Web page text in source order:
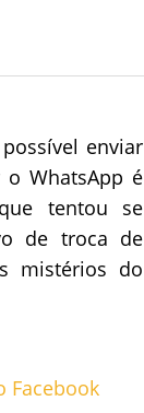
enviar
WhatsApp é
tentou se
de troca de
mistérios do